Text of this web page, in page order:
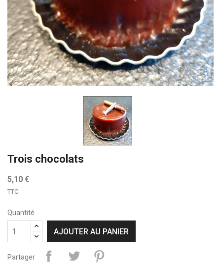
Trois chocolats
5,10 €
TTC
Quantité
AJOUTER AU PANIER
Partager